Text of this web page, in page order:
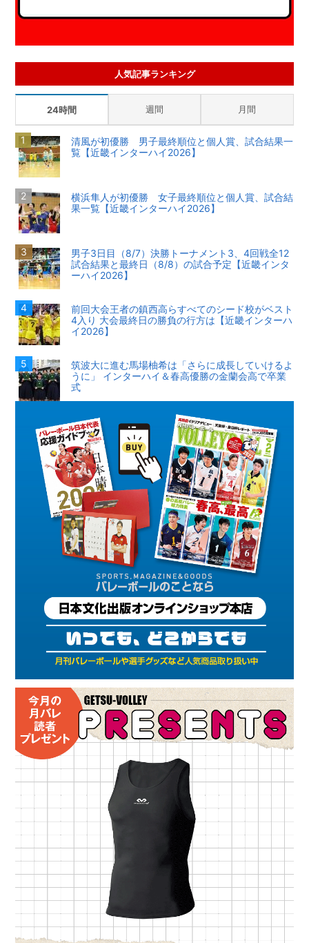
人気記事ランキング
24時間 週間 月間
清風が初優勝 男子最終順位と個人賞、試合結果一
覧【近畿インターハイ2026】
横浜隼人が初優勝 女子最終順位と個人賞、試合結
果一覧【近畿インターハイ2026】
男子3日目（8/7）決勝トーナメント3、4回戦全12
試合結果と最終日（8/8）の試合予定【近畿インタ
ーハイ2026】
前回大会王者の鎮西高らすべてのシード校がベスト
4入り 大会最終日の勝負の行方は【近畿インターハ
イ2026】
筑波大に進む馬場柚希は「さらに成長していけるよ
うに」 インターハイ＆春高優勝の金蘭会高で卒業
式